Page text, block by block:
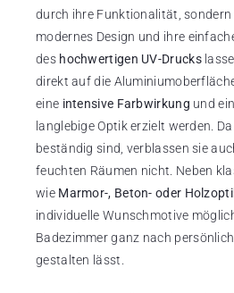
durch ihre Funktionalität,
modernes Design und ihre
des hochwertigen UV-Drucks
direkt auf die
eine intensive Farbwirkung und
langlebige Optik erzielt werden.
beständig sind, verblassen sie
feuchten Räumen nicht. Neben
wie Marmor-, Beton- oder
individuelle Wunschmotive
Badezimmer ganz nach
gestalten lässt.